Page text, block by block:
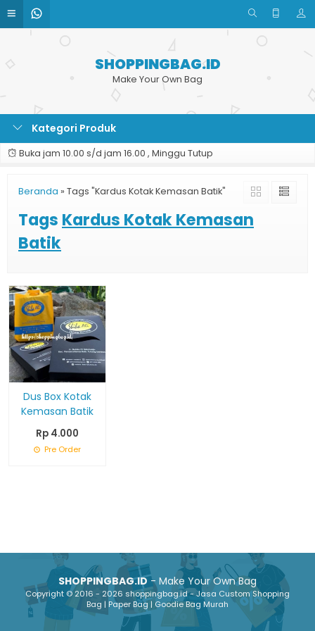
SHOPPINGBAG.ID
Make Your Own Bag
Kategori Produk
Buka jam 10.00 s/d jam 16.00 , Minggu Tutup
Beranda » Tags "Kardus Kotak Kemasan Batik"
Tags Kardus Kotak Kemasan
Batik
Dus Box Kotak
Kemasan Batik
Rp 4.000
Pre Order
SHOPPINGBAG.ID- Make Your Own Bag
Copyright © 2016 - 2026 shoppingbag.id - Jasa Custom Shopping
Bag | Paper Bag | Goodie Bag Murah